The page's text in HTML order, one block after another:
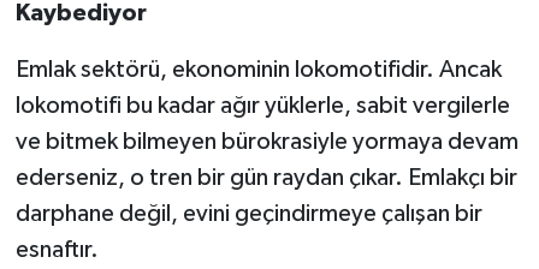
Kaybediyor
​Emlak sektörü, ekonominin lokomotifidir. Ancak
lokomotifi bu kadar ağır yüklerle, sabit vergilerle
ve bitmek bilmeyen bürokrasiyle yormaya devam
ederseniz, o tren bir gün raydan çıkar. Emlakçı bir
darphane değil, evini geçindirmeye çalışan bir
esnaftır.